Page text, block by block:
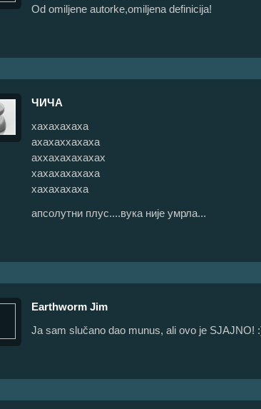
Od omiljene autorke,omiljena definicija!
ЧИЧА
хахахахаха
ахахаххахаха
аххахахахахах
хахахахахаха
хахахахаха
апсолутни плус....вука није умрла...
Earthworm Jim
Ja sam slučano dao munus, ali ovo je SJAJNO!